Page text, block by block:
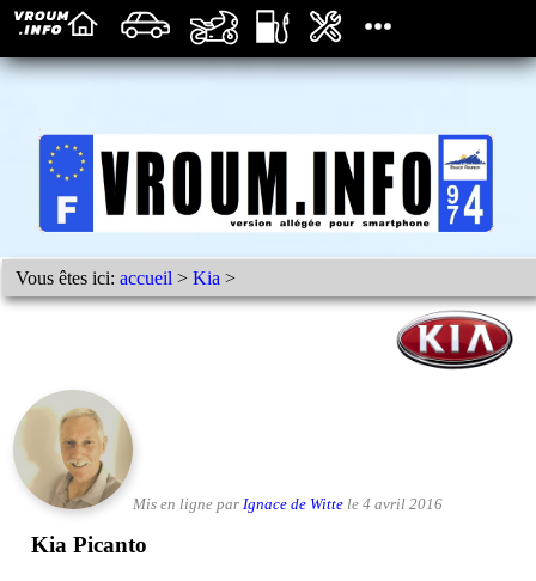
Vous êtes ici:accueil >Kia >
Mis en ligne par Ignace de Witte le 4 avril 2016
Kia Picanto